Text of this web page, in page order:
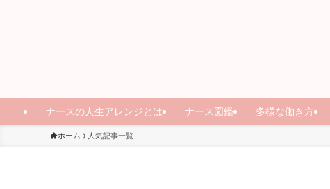
ナースの人生アレンジとは ナース図鑑 多様な働き方
ホーム 人気記事一覧